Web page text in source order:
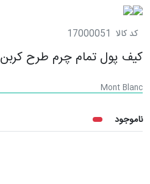
کد کالا 17000051
کیف پول تمام چرم طرح کربن Mont Blanc
Mont Blanc
ناموجود